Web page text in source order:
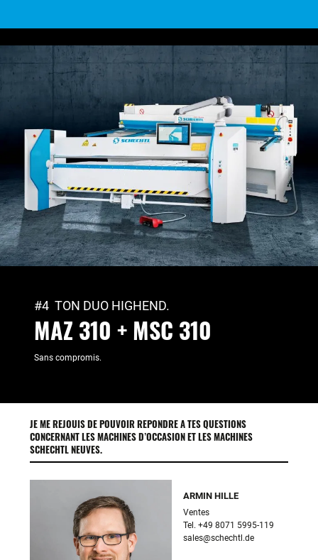
#4 TON DUO HIGHEND.
MAZ 310 + MSC 310
Sans compromis.
JE ME REJOUIS DE POUVOIR REPONDRE A TES QUESTIONS
CONCERNANT LES MACHINES D’OCCASION ET LES MACHINES
SCHECHTL NEUVES.
ARMIN HILLE
Ventes
sales@schechtl.de